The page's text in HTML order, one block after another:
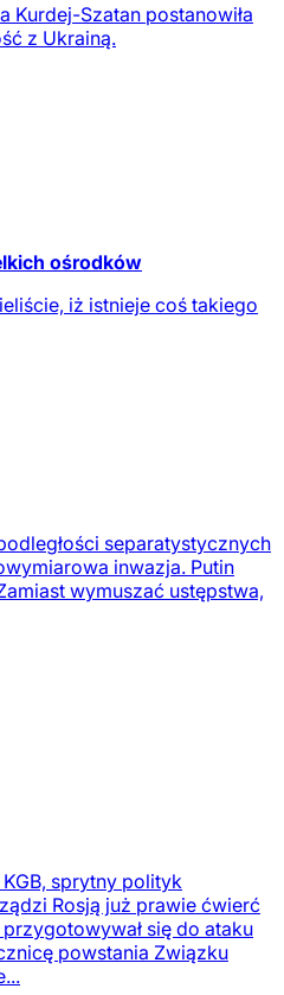
Kurdej-Szatan postanowiła
z Ukrainą.
ośrodków
iż istnieje coś takiego
separatystycznych
inwazja. Putin
wymuszać ustępstwa,
sprytny polityk
Rosją już prawie ćwierć
przygotowywał się do ataku
powstania Związku